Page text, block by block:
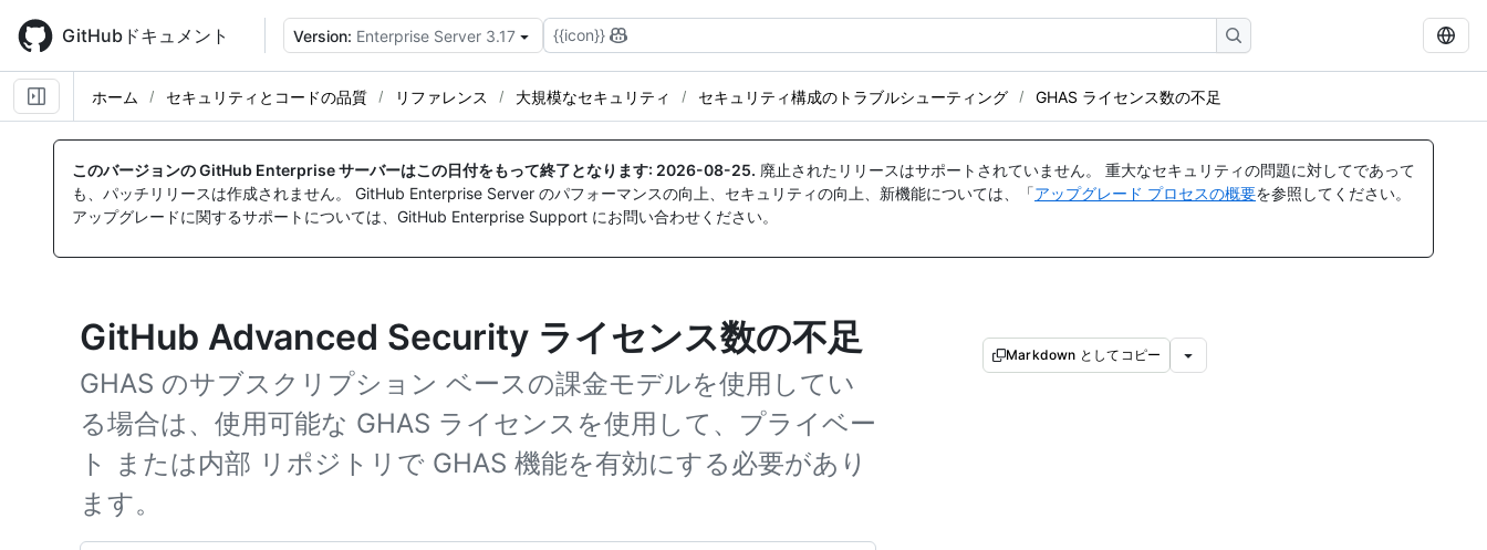
main
content
GitHubドキュメント Version: Enterprise Server 3.17 {{icon}}
ホーム セキュリティとコードの品質 リファレンス 大規模なセキュリティ セキュリティ構成のトラブルシューティング GHAS ライセンス数の不足
このバージョンの GitHub Enterprise サーバーはこの日付をもって終了となります: 2026-08-25. 廃止されたリリースはサポートされていません。 重大なセキュリティの問題に対してであって
も、パッチリリースは作成されません。 GitHub Enterprise Server のパフォーマンスの向上、セキュリティの向上、新機能については、「アップグレード プロセスの概要を参照してください。
アップグレードに関するサポートについては、GitHub Enterprise Support にお問い合わせください。
GitHub Advanced Security ライセンス数の不足
GHAS のサブスクリプション ベースの課金モデルを使用してい
る場合は、使用可能な GHAS ライセンスを使用して、プライベー
ト または内部 リポジトリで GHAS 機能を有効にする必要があり
ます。
Markdown としてコピー